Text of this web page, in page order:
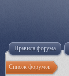
Правила форума
Список форумов